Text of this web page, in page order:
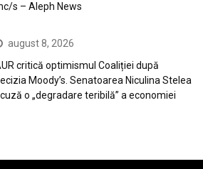
s – Aleph News
august 8, 2026
critică optimismul Coaliției după
Moody’s. Senatoarea Niculina Stelea
o „degradare teribilă” a economiei